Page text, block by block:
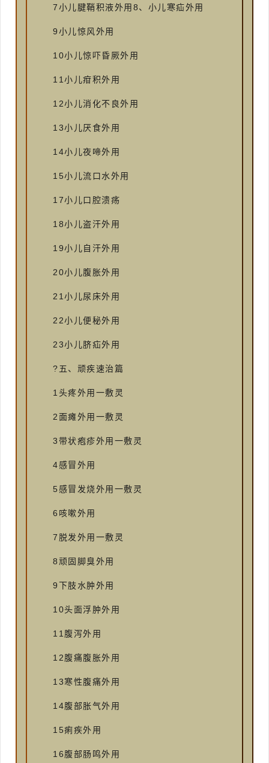
7小儿腱鞘积液外用8、小儿寒疝外用
9小儿惊风外用
10小儿惊吓昏厥外用
11小儿疳积外用
12小儿消化不良外用
13小儿厌食外用
14小儿夜啼外用
15小儿流口水外用
17小儿口腔溃疡
18小儿盗汗外用
19小儿自汗外用
20小儿腹胀外用
21小儿尿床外用
22小儿便秘外用
23小儿脐疝外用
?五、顽疾速治篇
1头疼外用一敷灵
2面瘫外用一敷灵
3带状疱疹外用一敷灵
4感冒外用
5感冒发烧外用一敷灵
6咳嗽外用
7脱发外用一敷灵
8顽固脚臭外用
9下肢水肿外用
10头面浮肿外用
11腹泻外用
12腹痛腹胀外用
13寒性腹痛外用
14腹部胀气外用
15痢疾外用
16腹部肠鸣外用